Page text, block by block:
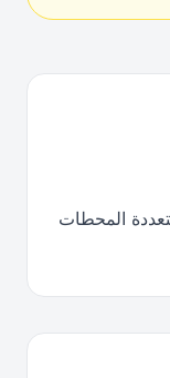
المحطات